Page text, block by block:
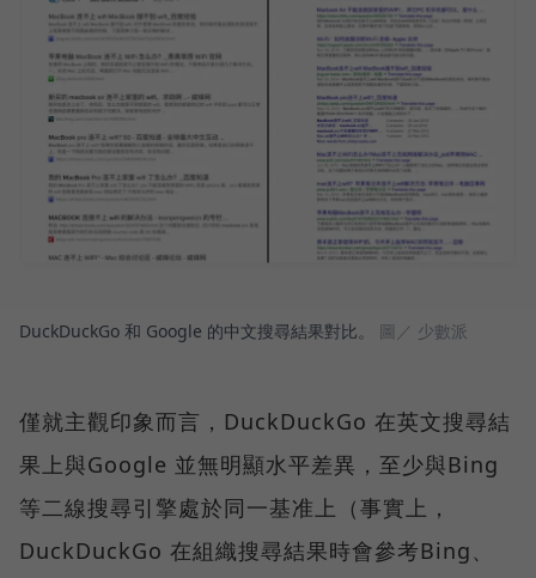
DuckDuckGo 和 Google 的中文搜尋結果對比。 圖／ 少數派
僅就主觀印象而言，DuckDuckGo 在英文搜尋結
果上與Google 並無明顯水平差異，至少與Bing
等二線搜尋引擎處於同一基准上（事實上，
DuckDuckGo 在組織搜尋結果時會參考Bing、